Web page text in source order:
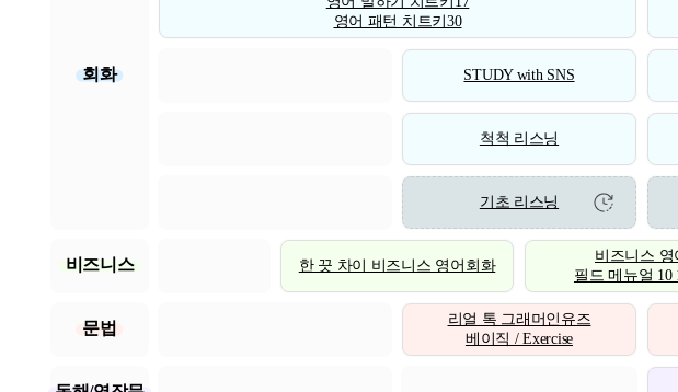
회화
영어 패턴 치트키30
STUDY with SNS
척척 리스닝
기초 리스닝
비즈니스 한 끗 차이 비즈니스 영어회화
비즈니스 영
필드 메뉴얼 10
문법
리얼 톡 그래머인유즈
베이직 / Exercise